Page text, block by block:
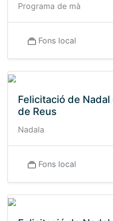
Programa de mà
Fons local
Felicitació de
de Reus
Nadala
Fons local